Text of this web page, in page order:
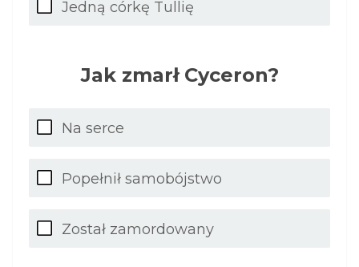
Jedną córkę Tullię
Jak zmarł Cyceron?
Na serce
Popełnił samobójstwo
Został zamordowany